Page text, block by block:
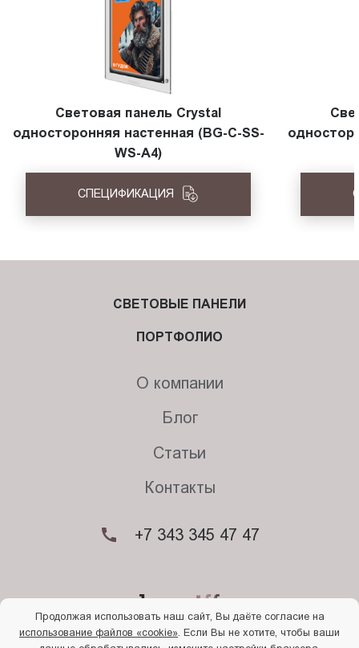
Световая панель Crystal
односторонняя настенная (BG-C-SS-
WS-A4)
СПЕЦИФИКАЦИЯ
© 2026. Begriff
СВЕТОВЫЕ ПАНЕЛИ
ПОРТФОЛИО
О компании
Блог
Статьи
Контакты
+7 343 345 47 47
Продолжая использовать наш сайт, Вы даёте согласие на
использование файлов «cookie» . Если Вы не хотите, чтобы ваши